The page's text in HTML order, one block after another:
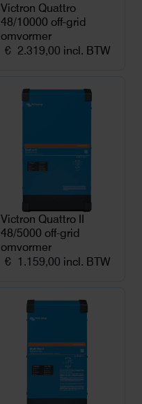
Victron Quattro
48/10000 off-grid
omvormer
€ 2.319,00 incl. BTW
Victron Quattro II
48/5000 off-grid
omvormer
€ 1.159,00 incl. BTW